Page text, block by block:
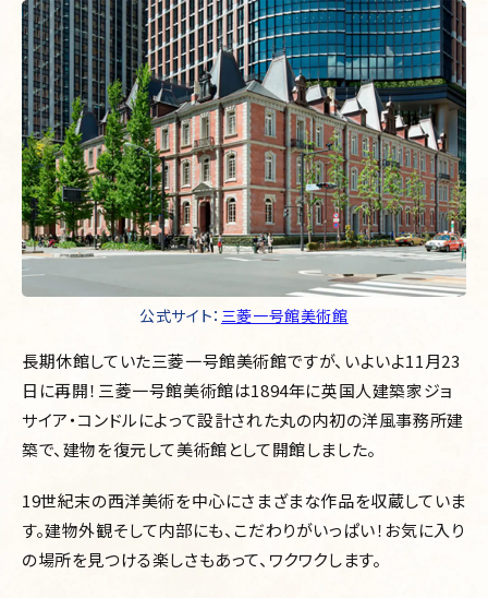
公式サイト： 三菱一号館美術館
長期休館していた三菱一号館美術館ですが、いよいよ11月23
日に再開！三菱一号館美術館は1894年に英国人建築家ジョ
サイア・コンドルによって設計された丸の内初の洋風事務所建
築で、建物を復元して美術館として開館しました。
19世紀末の西洋美術を中心にさまざまな作品を収蔵していま
す。建物外観そして内部にも、こだわりがいっぱい！お気に入り
の場所を見つける楽しさもあって、ワクワクします。